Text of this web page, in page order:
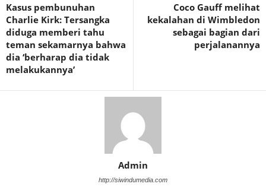
Kasus pembunuhan
Charlie Kirk: Tersangka
diduga memberi tahu
teman sekamarnya bahwa
dia ‘berharap dia tidak
melakukannya’
Coco Gauff melihat
kekalahan di Wimbledon
sebagai bagian dari
perjalanannya
Admin
http://siwindumedia.com